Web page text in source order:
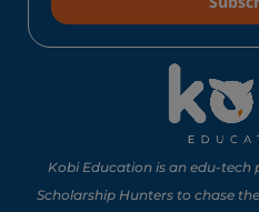
10
Kobi Education is an edu-
Scholarship Hunters to chase